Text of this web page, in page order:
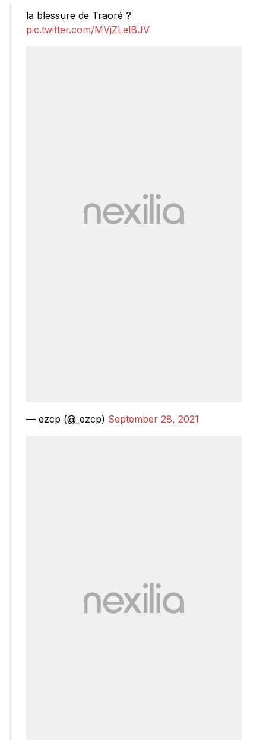
la blessure de Traoré ?
pic.twitter.com/MVjZLelBJV
— ezcp (@_ezcp) September 28, 2021